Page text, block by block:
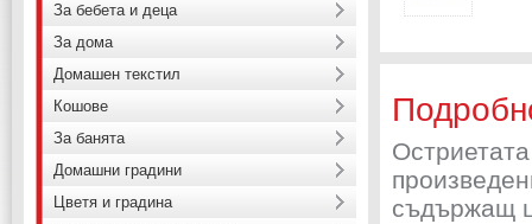
съдържащ
За бебета и деца
За дома
Домашен текстил
Кошове
За банята
Домашни градини
Цветя и градина